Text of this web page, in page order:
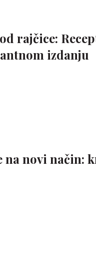
rajčice:
izdanju
na novi način: